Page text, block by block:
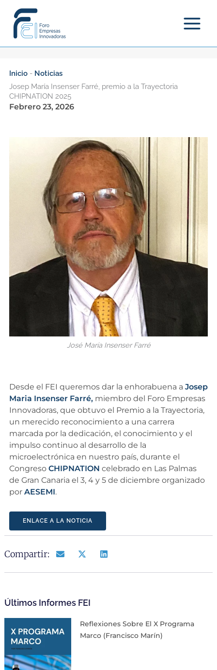
contenido
Inicio- Noticias
Josep María Insenser Farré, premio a la Trayectoria
CHIPNATION 2025
Febrero 23, 2026
José María Insenser Farré
Desde el FEI queremos dar la enhorabuena a Josep
Maria Insenser Farré,miembro del Foro Empresas
Innovadoras, que obtuvo el Premio a la Trayectoria,
un merecido reconocimiento a una carrera
marcada por la dedicación, el conocimiento y el
impulso continuo al desarrollo de la
microelectrónica en nuestro país, durante el
Congreso CHIPNATION celebrado en Las Palmas
de Gran Canaria el 3, 4 y 5 de diciembre organizado
por AESEMI.
ENLACE A LA NOTICIA
Compartir:
Últimos Informes FEI
Reflexiones Sobre El X Programa
Marco (Francisco Marín)